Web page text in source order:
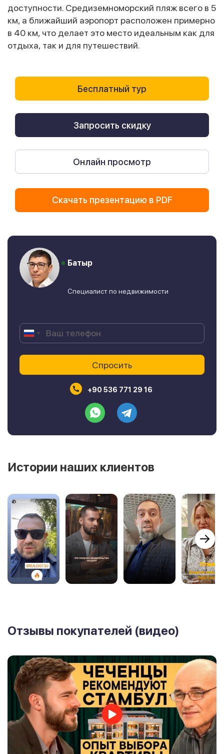
доступности. Средиземноморский пляж всего в 5
км, а ближайший аэропорт расположен примерно
в 40 км, что делает это место идеальным как для
отдыха, так и для путешествий.
Бесплатный тур
Запросить скидку
Онлайн просмотр
Скачать презентацию в PDF
Батыр
Специалист по недвижимости
+90 536 771 29 16
Истории наших клиентов
Отзывы покупателей (видео)